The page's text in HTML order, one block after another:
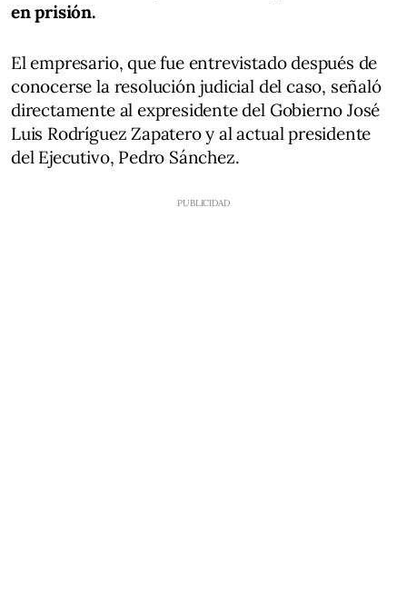
en prisión.
El empresario, que fue entrevistado después de
conocerse la resolución judicial del caso, señaló
directamente al expresidente del Gobierno José
Luis Rodríguez Zapatero y al actual presidente
del Ejecutivo, Pedro Sánchez.